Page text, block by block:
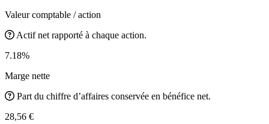
Valeur comptable / action
Actif net rapporté à chaque action.
7.18%
Marge nette
Part du chiffre d’affaires conservée en bénéfice net.
28,56 €